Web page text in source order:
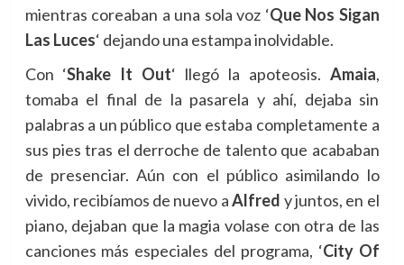
mientras coreaban a una sola voz ‘Que Nos Sigan
Las Luces‘ dejando una estampa inolvidable.
Con ‘Shake It Out‘ llegó la apoteosis. Amaia,
tomaba el final de la pasarela y ahí, dejaba sin
palabras a un público que estaba completamente a
sus pies tras el derroche de talento que acababan
de presenciar. Aún con el público asimilando lo
vivido, recibíamos de nuevo aAlfred y juntos, en el
piano, dejaban que la magia volase con otra de las
canciones más especiales del programa, ‘City Of